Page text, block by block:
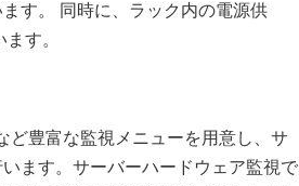
す。 同時に、ラック内の電源供
す。
ど豊富な監視メニューを用意し、サ
ます。サーバーハードウェア監視で